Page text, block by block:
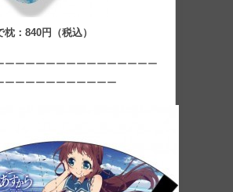
：840円（税込）
ーーーーーーーーーーーーーーー
ーーーーーーーーーーー